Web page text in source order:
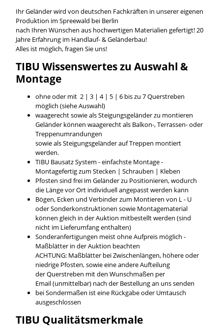
Ihr Geländer wird von deutschen Fachkräften in unserer eigenen
Produktion im Spreewald bei Berlin
nach Ihren Wünschen aus hochwertigen Materialien gefertigt! 20
Jahre Erfahrung im Handlauf- & Geländerbau!
Alles ist möglich, fragen Sie uns!
TIBU Wissenswerteszu Auswahl &
Montage
ohne oder mit 2 | 3 | 4 | 5 | 6 bis zu 7 Querstreben
möglich (siehe Auswahl)
waagerecht sowie als Steigungsgeländer zu montieren
Geländer können waagerecht als Balkon-, Terrassen- oder
Treppenumrandungen
sowie als Steigungsgeländer auf Treppen montiert
werden.
TIBU Bausatz System - einfachste Montage -
Montagefertig zum Stecken | Schrauben | Kleben
Pfosten sind frei im Geländer zu Positionieren, wodurch
die Länge vor Ort individuell angepasst werden kann
Bögen, Ecken und Verbinder zum Montieren von L - U
oder Sonderkonstruktionen sowie Montagematerial
können gleich in der Auktion mitbestellt werden (sind
nicht im Lieferumfang enthalten)
Sonderanfertigungen meist ohne Aufpreis möglich -
Maßblätter in der Auktion beachten
ACHTUNG: Maßblätter bei Zwischenlängen, höhere oder
niedrige Pfosten, sowie eine andere Aufteilung
der Querstreben mit den Wunschmaßen per
Email (unmittelbar) nach der Bestellung an uns senden
bei Sondermaßen ist eine Rückgabe oder Umtausch
ausgeschlossen
TIBU Qualitätsmerkmale